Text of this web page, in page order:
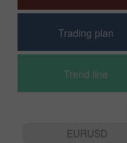
Trading plan
Trend line
EURUSD